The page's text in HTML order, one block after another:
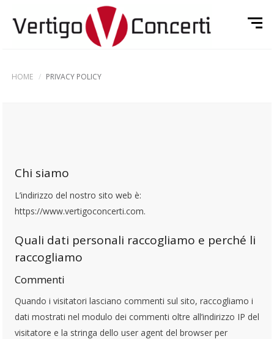
HOME PRIVACY POLICY
Chi siamo
L’indirizzo del nostro sito web è:
https://www.vertigoconcerti.com.
Quali dati personali raccogliamo e perché li
raccogliamo
Commenti
Quando i visitatori lasciano commenti sul sito, raccogliamo i
dati mostrati nel modulo dei commenti oltre all’indirizzo IP del
visitatore e la stringa dello user agent del browser per